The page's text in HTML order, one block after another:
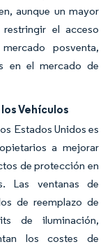
aunque un mayor
el acceso
posventa,
en el mercado de
Vehículos
Estados Unidos es
a mejorar
de protección en
Las ventanas de
de reemplazo de
de iluminación,
los costes de